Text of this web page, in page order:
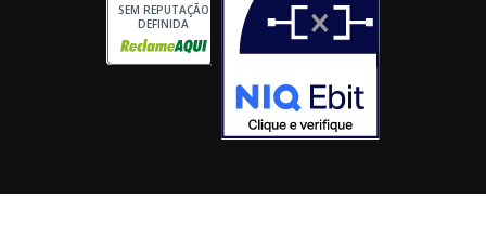
SEM REPUTAÇÃO
DEFINIDA